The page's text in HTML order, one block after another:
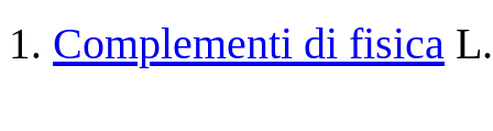
Complementi di fisica